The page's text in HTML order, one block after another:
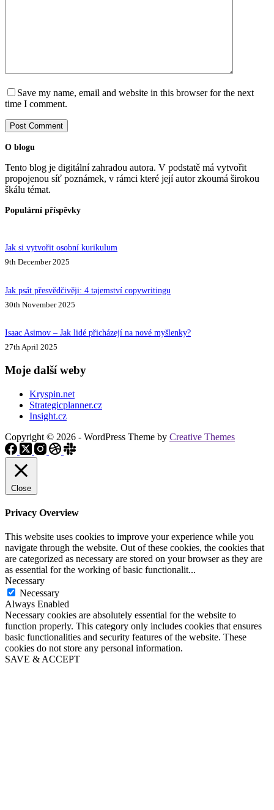
Save my name, email and website in this browser for the next
time I comment.
Post Comment
O blogu
Tento blog je digitální zahradou autora. V podstatě má vytvořit
propojenou síť poznámek, v rámci které její autor zkoumá širokou
škálu témat.
Populární příspěvky
Jak si vytvořit osobní kurikulum
9th December 2025
Jak psát přesvědčivěji: 4 tajemství copywritingu
30th November 2025
Isaac Asimov – Jak lidé přicházejí na nové myšlenky?
27th April 2025
Moje další weby
Kryspin.net
Strategicplanner.cz
Insight.cz
Copyright © 2026 - WordPress Theme by Creative Themes
Close
Privacy Overview
This website uses cookies to improve your experience while you
navigate through the website. Out of these cookies, the cookies that
are categorized as necessary are stored on your browser as they are
as essential for the working of basic functionalit...
Necessary
Necessary
Always Enabled
Necessary cookies are absolutely essential for the website to
function properly. This category only includes cookies that ensures
basic functionalities and security features of the website. These
cookies do not store any personal information.
SAVE & ACCEPT